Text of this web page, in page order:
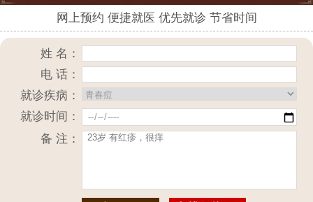
网上预约 便捷就医 优先就诊 节省时间
姓 名：
电 话：
就诊疾病：
就诊时间：
备 注：